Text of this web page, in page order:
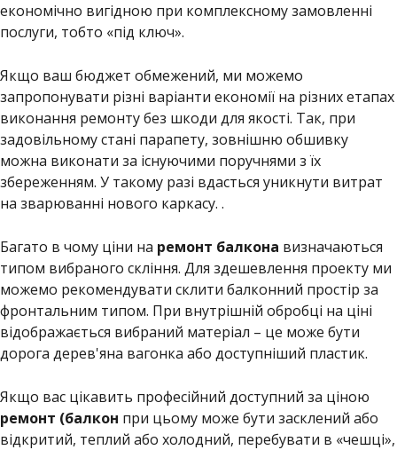
економічно вигідною при комплексному замовленні
послуги, тобто «під ключ».
Якщо ваш бюджет обмежений, ми можемо
запропонувати різні варіанти економії на різних етапах
виконання ремонту без шкоди для якості. Так, при
задовільному стані парапету, зовнішню обшивку
можна виконати за існуючими поручнями з їх
збереженням. У такому разі вдасться уникнути витрат
на зварюванні нового каркасу. .
Багато в чому ціни на ремонт балкона визначаються
типом вибраного скління. Для здешевлення проекту ми
можемо рекомендувати склити балконний простір за
фронтальним типом. При внутрішній обробці на ціні
відображається вибраний матеріал – це може бути
дорога дерев'яна вагонка або доступніший пластик.
Якщо вас цікавить професійний доступний за ціною
ремонт (балкон при цьому може бути засклений або
відкритий, теплий або холодний, перебувати в «чешці»,